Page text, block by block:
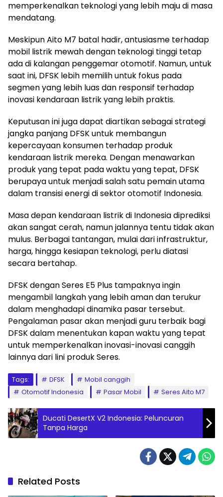
memperkenalkan teknologi yang lebih maju di masa
mendatang.
Meskipun Aito M7 batal hadir, antusiasme terhadap
mobil listrik mewah dengan teknologi tinggi tetap
ada di kalangan penggemar otomotif. Namun, untuk
saat ini, DFSK lebih memilih untuk fokus pada
segmen yang lebih luas dan responsif terhadap
inovasi kendaraan listrik yang lebih praktis.
Keputusan ini juga dapat diartikan sebagai strategi
jangka panjang DFSK untuk membangun
kepercayaan konsumen terhadap produk
kendaraan listrik mereka. Dengan menawarkan
produk yang tepat pada waktu yang tepat, DFSK
berupaya untuk menjadi salah satu pemain utama
dalam transisi energi di sektor otomotif Indonesia.
Masa depan kendaraan listrik di Indonesia diprediksi
akan sangat cerah, namun jalannya tentu tidak akan
mulus. Berbagai tantangan, mulai dari infrastruktur,
harga, hingga kesiapan teknologi, perlu diatasi
secara bertahap.
DFSK dengan Seres E5 Plus tampaknya ingin
mengambil langkah yang lebih aman dan terukur
dalam menghadapi dinamika pasar tersebut.
Pengalaman pasar akan menjadi guru terbaik bagi
DFSK dalam menentukan kapan waktu yang tepat
untuk memperkenalkan inovasi-inovasi canggih
lainnya dari lini produk Seres.
Tags: DFSK
Mobil canggih
Otomotif Indonesia
Pasar Mobil Seres Aito M7
Ducati DesertX V2 Indonesia: Peluncuran
Tanpa Harga
Related Posts